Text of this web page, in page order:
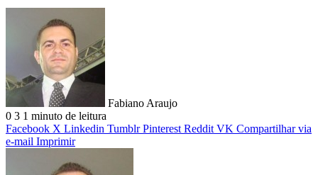
Fabiano Araujo
0 3 1 minuto de leitura
Facebook X Linkedin Tumblr Pinterest Reddit VK Compartilhar via
e-mail Imprimir